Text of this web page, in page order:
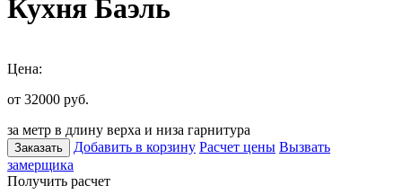
Кухня Баэль
Цена:
от 32000 руб.
за метр в длину верха и низа гарнитура
Заказать Добавить в корзину Расчет цены Вызвать
замерщика
Получить расчет